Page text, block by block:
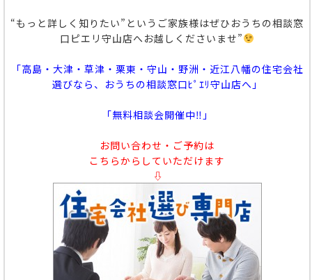
“もっと詳しく知りたい”というご家族様はぜひおうちの相談窓
口ピエリ守山店へお越しくださいませ”
「高島・大津・草津・栗東・守山・野洲・近江八幡の住宅会社
選びなら、おうちの相談窓口ﾋﾟｴﾘ守山店へ」
「無料相談会開催中‼」
お問い合わせ・ご予約は
こちらからしていただけます
⇩